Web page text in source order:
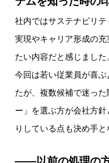
社内ではサステナビリ
実現やキャリア形成の
たい内容だと感じました
今回は若い従業員が喜
たが、複数候補で迷っ
ー」を選ぶ方が会社方
りしている点も決め手と